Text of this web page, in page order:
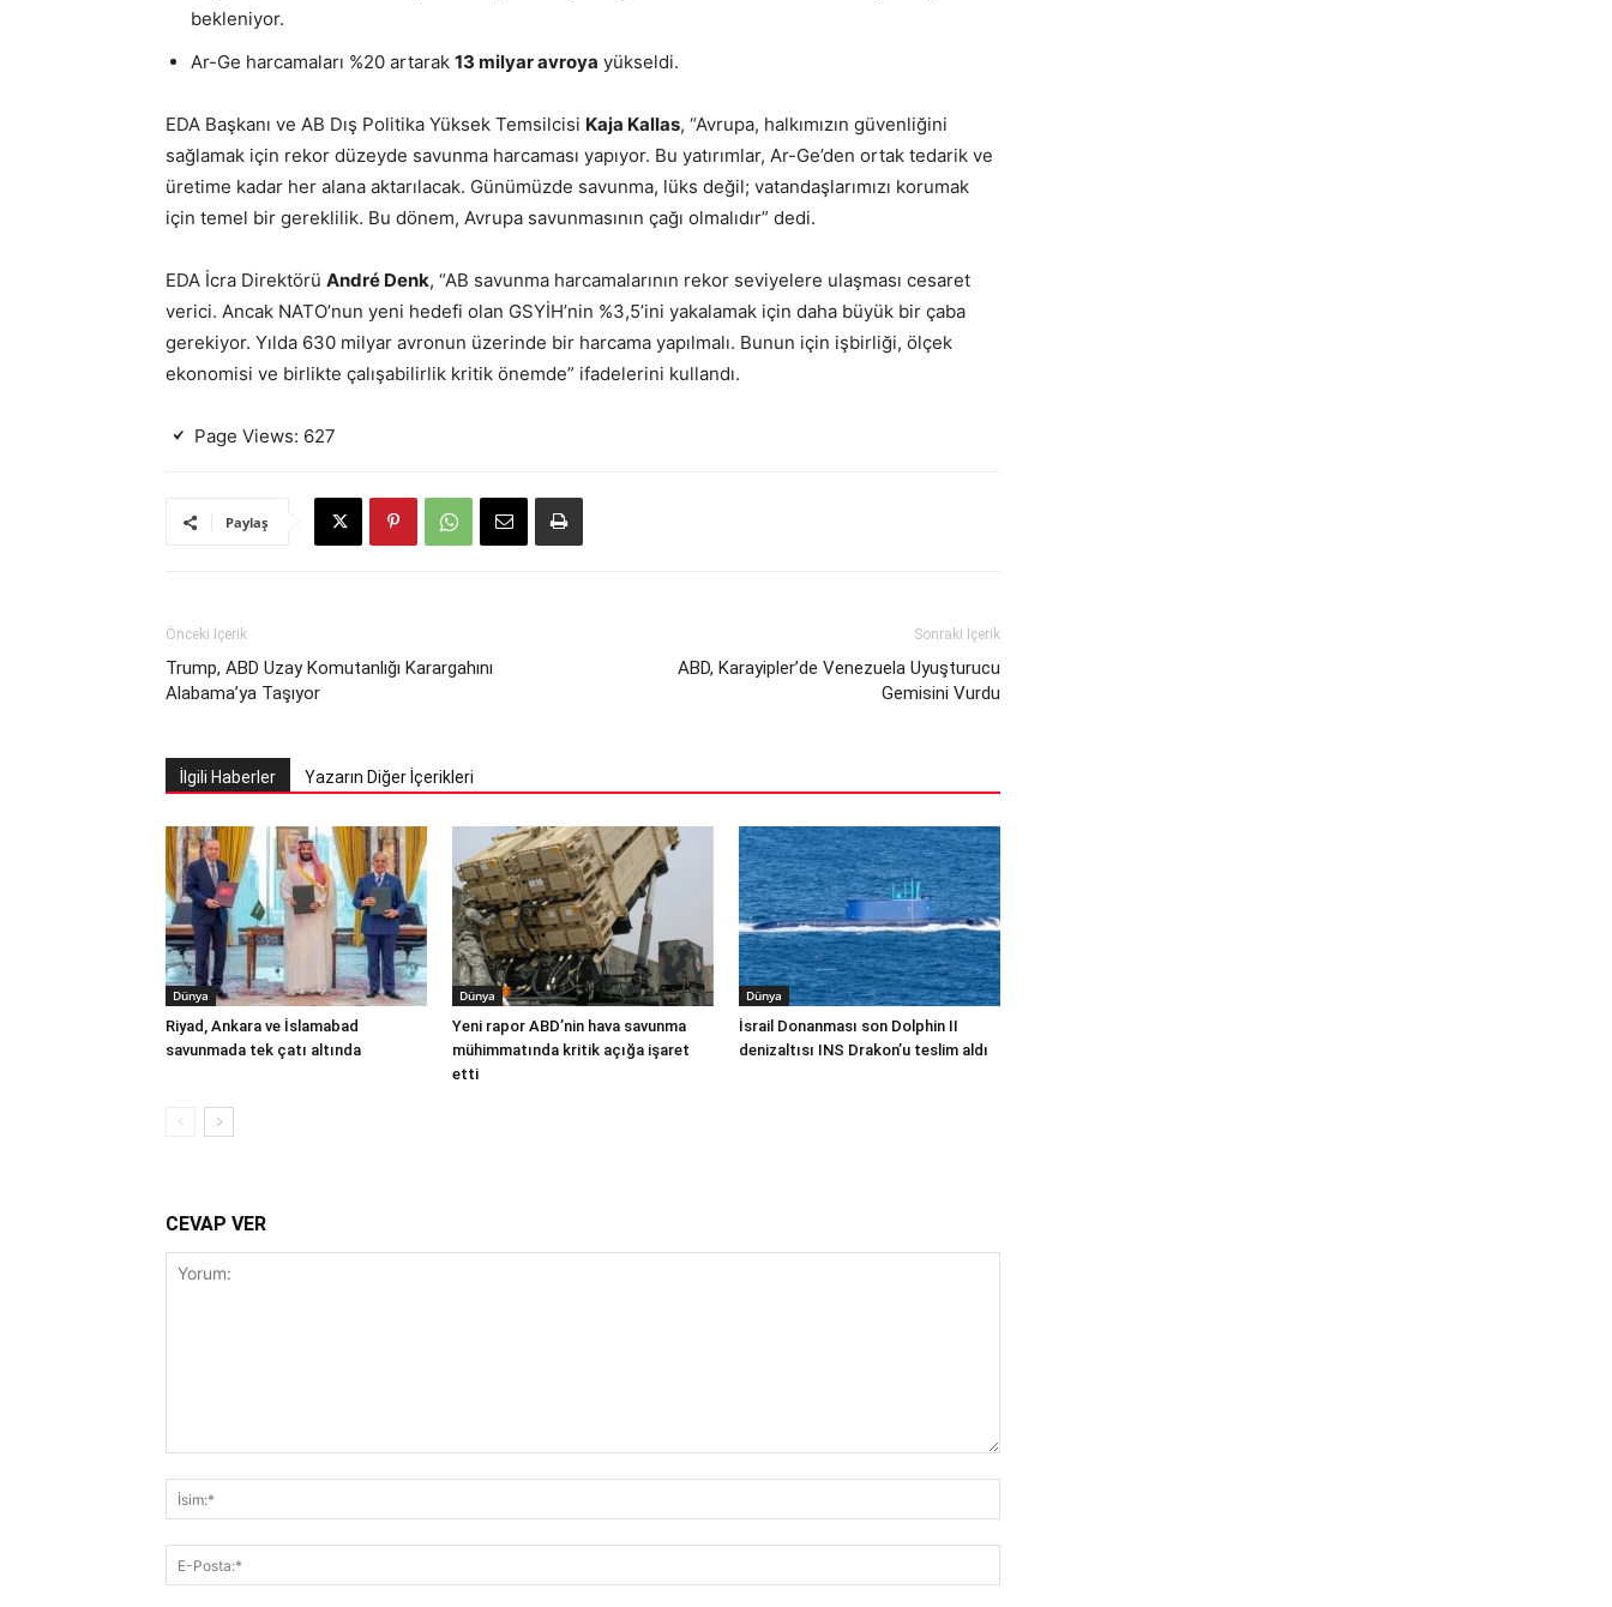
bekleniyor.
Ar-Ge harcamaları %20 artarak 13 milyar avroya yükseldi.
EDA Başkanı ve AB Dış Politika Yüksek Temsilcisi Kaja Kallas, “Avrupa, halkımızın güvenliğini
sağlamak için rekor düzeyde savunma harcaması yapıyor. Bu yatırımlar, Ar-Ge’den ortak tedarik ve
üretime kadar her alana aktarılacak. Günümüzde savunma, lüks değil; vatandaşlarımızı korumak
için temel bir gereklilik. Bu dönem, Avrupa savunmasının çağı olmalıdır” dedi.
EDA İcra Direktörü André Denk, “AB savunma harcamalarının rekor seviyelere ulaşması cesaret
verici. Ancak NATO’nun yeni hedefi olan GSYİH’nin %3,5’ini yakalamak için daha büyük bir çaba
gerekiyor. Yılda 630 milyar avronun üzerinde bir harcama yapılmalı. Bunun için işbirliği, ölçek
ekonomisi ve birlikte çalışabilirlik kritik önemde” ifadelerini kullandı.
Page Views: 627
Paylaş
Önceki İçerik
Trump, ABD Uzay Komutanlığı Karargahını
Alabama’ya Taşıyor
Sonraki İçerik
ABD, Karayipler’de Venezuela Uyuşturucu
Gemisini Vurdu
İlgili Haberler Yazarın Diğer İçerikleri
Dünya
Riyad, Ankara ve İslamabad
savunmada tek çatı altında
Dünya
Yeni rapor ABD’nin hava savunma
mühimmatında kritik açığa işaret
etti
Dünya
İsrail Donanması son Dolphin II
denizaltısı INS Drakon’u teslim aldı
CEVAP VER